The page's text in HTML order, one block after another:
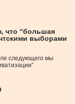
что “большая
выборами
следующего мы